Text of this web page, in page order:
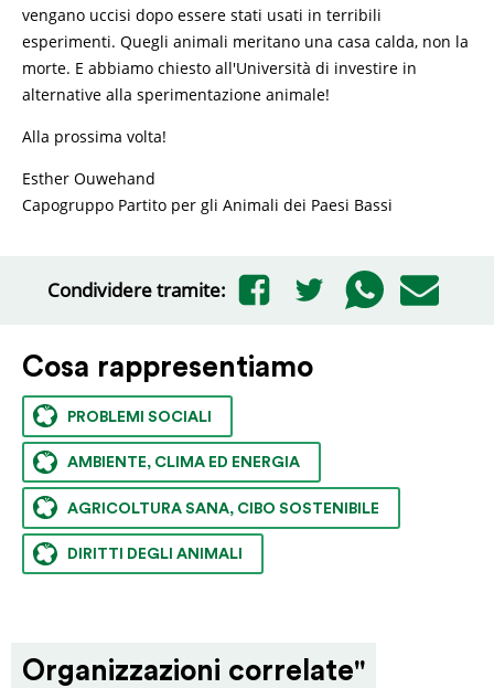
vengano uccisi dopo essere stati usati in terribili
esperimenti. Quegli animali meritano una casa calda, non la
morte. E abbiamo chiesto all'Università di investire in
alternative alla sperimentazione animale!
Alla prossima volta!
Esther Ouwehand
Capogruppo Partito per gli Animali dei Paesi Bassi
Condividere tramite:
Cosa rappresentiamo
PROBLEMI SOCIALI
AMBIENTE, CLIMA ED ENERGIA
AGRICOLTURA SANA, CIBO SOSTENIBILE
DIRITTI DEGLI ANIMALI
Organizzazioni correlate"